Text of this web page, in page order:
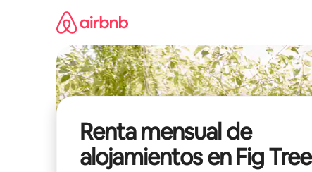
Renta mensual de
alojamientos en Fig Tree